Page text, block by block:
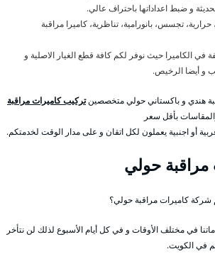
و ضبط اعداداتها باحتراف عالي.
تجسس، بانورامية، تناظرية، كاميرا مراقبة
في الكاميرا حيث نوفر لكم كافة قطع الغيار الاصلية و
و أيضا الرخيص.
هندي و باكستاني حولي متخصصينتركيب كاميرات مراقبة
بأقل سعر
أو اجنبية يعملون لكل اتقان و على مدار الوقت لخدمتكم.
حولي
شركة كاميرات مراقبة حولي؟
في مختلف الأوقات و في كل أيام الأسبوع لذلك لن نتأخر
في الكويت.